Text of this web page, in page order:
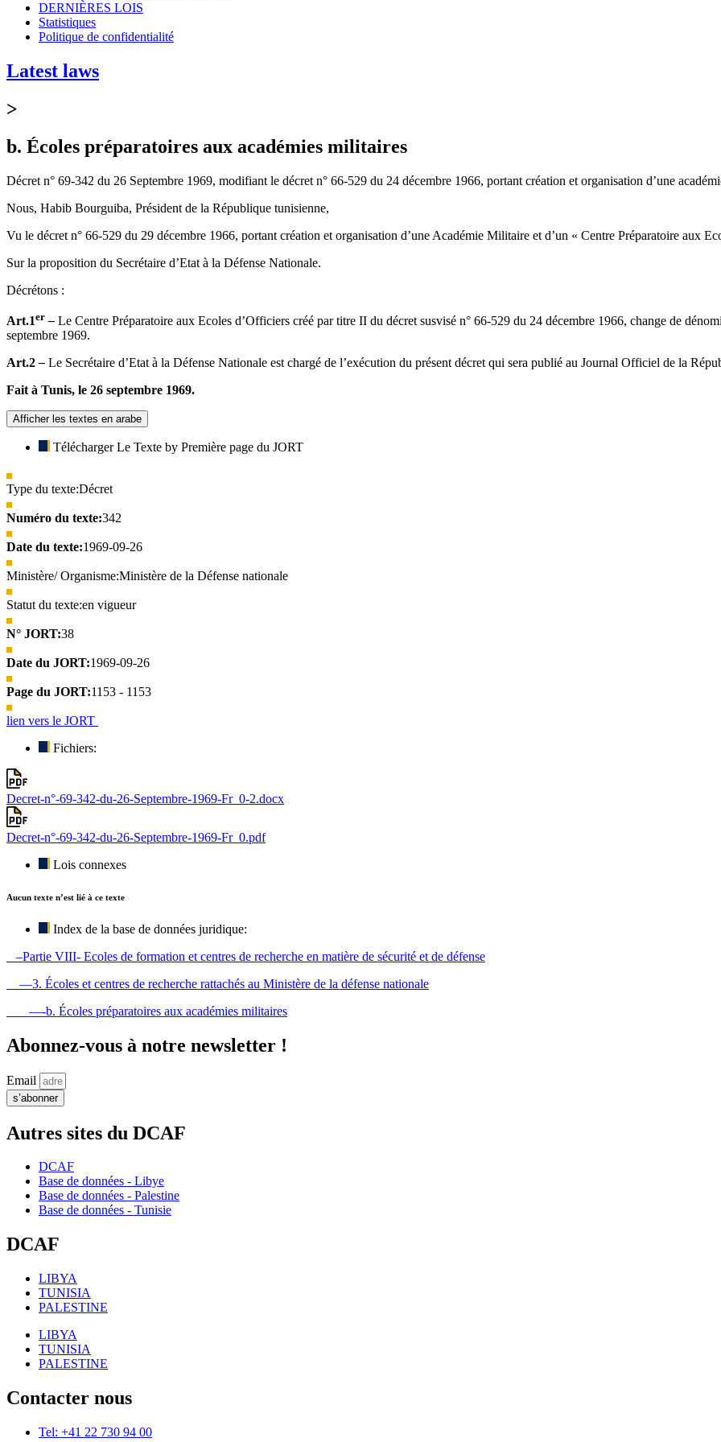
DERNIÈRES LOIS
Statistiques
Politique de confidentialité
Latest laws
>
b. Écoles préparatoires aux académies militaires
Décret n° 69-342 du 26 Septembre 1969, modifiant le décret n° 66-529 du 24 décembre 1966, portant création et organisation d’une
Nous, Habib Bourguiba, Président de la République tunisienne,
Vu le décret n° 66-529 du 29 décembre 1966, portant création et organisation d’une Académie Militaire et d’un « Centre Préparatoire aux
Sur la proposition du Secrétaire d’Etat à la Défense Nationale.
Décrétons :
Art.1er – Le Centre Préparatoire aux Ecoles d’Officiers créé par titre II du décret susvisé n° 66-529 du 24 décembre 1966, change de
septembre 1969.
Art.2– Le Secrétaire d’Etat à la Défense Nationale est chargé de l’exécution du présent décret qui sera publié au Journal Officiel de la
Fait à Tunis, le 26 septembre 1969.
Afficher les textes en arabe
Télécharger Le Texte by Première page du JORT
Type du texte:Décret
Numéro du texte:342
Date du texte:1969-09-26
Ministère/ Organisme:Ministère de la Défense nationale
Statut du texte:en vigueur
N° JORT:38
Date du JORT:1969-09-26
Page du JORT:1153 - 1153
lien vers le JORT
Fichiers:
Decret-n°-69-342-du-26-Septembre-1969-Fr_0-2.docx
Decret-n°-69-342-du-26-Septembre-1969-Fr_0.pdf
Lois connexes
Aucun texte n’est lié à ce texte
Index de la base de données juridique:
–Partie VIII- Ecoles de formation et centres de recherche en matière de sécurité et de défense
—3. Écoles et centres de recherche rattachés au Ministère de la défense nationale
—-b. Écoles préparatoires aux académies militaires
Abonnez-vous à notre newsletter !
Email
s’abonner
Autres sites du DCAF
DCAF
Base de données - Libye
Base de données - Palestine
Base de données - Tunisie
DCAF
LIBYA
TUNISIA
PALESTINE
LIBYA
TUNISIA
PALESTINE
Contacter nous
Tel: +41 22 730 94 00